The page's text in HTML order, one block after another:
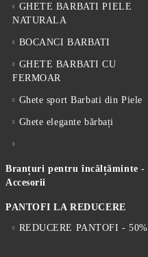
GHETE BARBATI PIELE
NATURALA
BOCANCI BARBATI
GHETE BARBATI CU
FERMOAR
Ghete sport Barbati din Piele
Ghete elegante bărbați
Branțuri pentru încălțăminte -
Accesorii
PANTOFI LA REDUCERE
REDUCERE PANTOFI - 50%